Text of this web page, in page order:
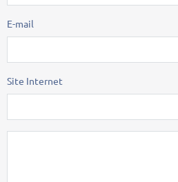
E-mail
Site Internet